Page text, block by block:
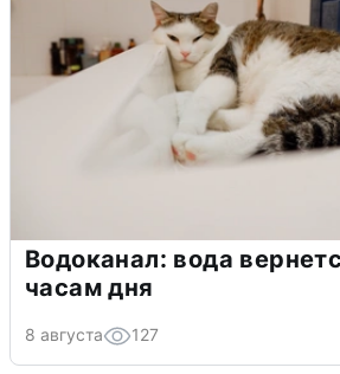
Водоканал: вода
часам дня
8 августа 127